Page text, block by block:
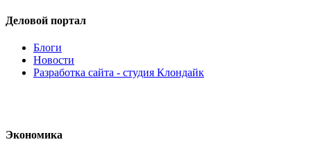
Деловой портал
Блоги
Новости
Разработка сайта - студия Клондайк
Экономика